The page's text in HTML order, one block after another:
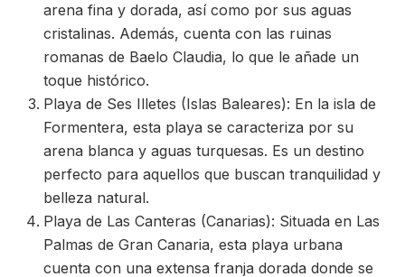
arena fina y dorada, así como por sus aguas
cristalinas. Además, cuenta con las ruinas
romanas de Baelo Claudia, lo que le añade un
toque histórico.
Playa de Ses Illetes (Islas Baleares): En la isla de
Formentera, esta playa se caracteriza por su
arena blanca y aguas turquesas. Es un destino
perfecto para aquellos que buscan tranquilidad y
belleza natural.
Playa de Las Canteras (Canarias): Situada en Las
Palmas de Gran Canaria, esta playa urbana
cuenta con una extensa franja dorada donde se